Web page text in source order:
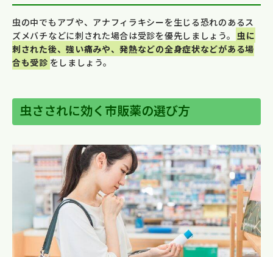
虫の中でもアブや、アナフィラキシーを生じる恐れのあるス
ズメバチなどに刺された場合は受診を優先しましょう。
虫に
刺された後、強い痛みや、発熱などの全身症状などがある場
合も受診 をしましょう。
虫さされに効く市販薬の選び方